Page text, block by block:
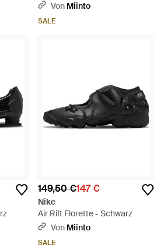
Von Miinto
SALE
149,50 €147 €
Nike
Air Rift Florette - Schwarz
Von Miinto
SALE